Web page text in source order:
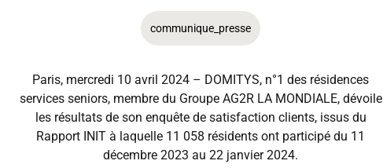
communique_presse
Paris, mercredi 10 avril 2024 – DOMITYS, n°1 des résidences
services seniors, membre du Groupe AG2R LA MONDIALE, dévoile
les résultats de son enquête de satisfaction clients, issus du
Rapport INIT à laquelle 11 058 résidents ont participé du 11
décembre 2023 au 22 janvier 2024.